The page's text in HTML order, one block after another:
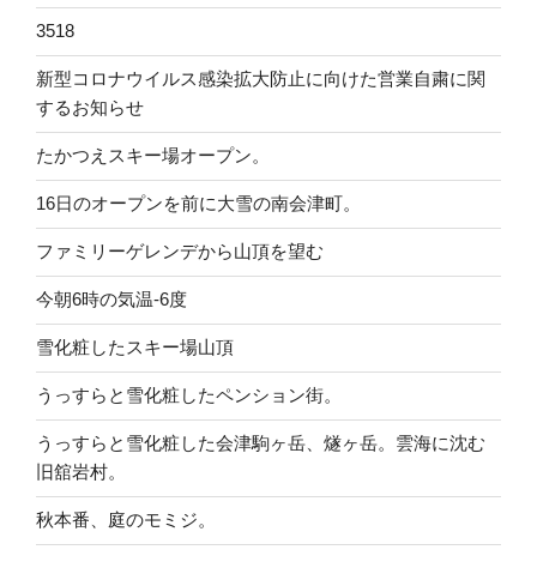
3518
新型コロナウイルス感染拡大防止に向けた営業自粛に関
するお知らせ
たかつえスキー場オープン。
16日のオープンを前に大雪の南会津町。
ファミリーゲレンデから山頂を望む
今朝6時の気温-6度
雪化粧したスキー場山頂
うっすらと雪化粧したペンション街。
うっすらと雪化粧した会津駒ヶ岳、燧ヶ岳。雲海に沈む
旧舘岩村。
秋本番、庭のモミジ。